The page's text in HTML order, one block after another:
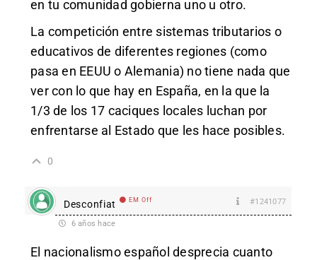
en tu comunidad gobierna uno u otro.
La competición entre sistemas tributarios o
educativos de diferentes regiones (como
pasa en EEUU o Alemania) no tiene nada que
ver con lo que hay en España, en la que la
1/3 de los 17 caciques locales luchan por
enfrentarse al Estado que les hace posibles.
0
Desconfiat EM Off #1241077
6 años hace
El nacionalismo español desprecia cuanto